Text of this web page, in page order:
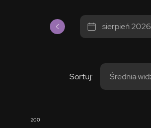
sierpień 2026
Sortuj:
200